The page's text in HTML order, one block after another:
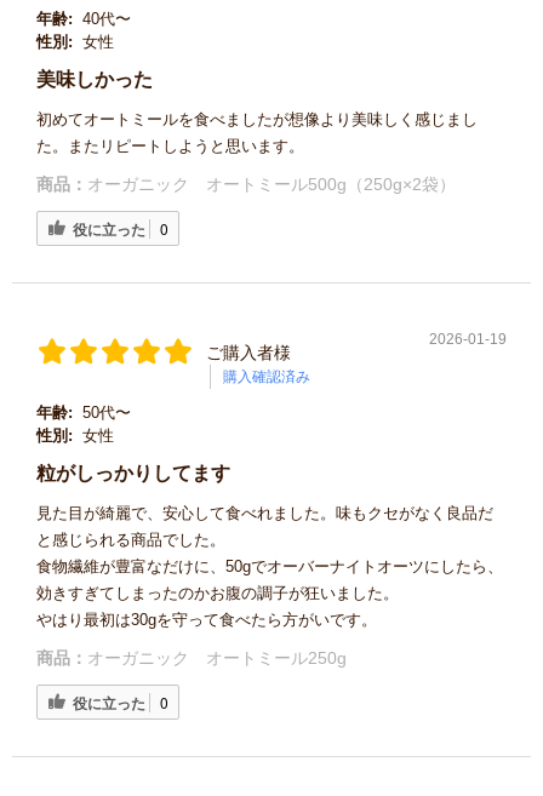
年齢: 40代〜
性別: 女性
美味しかった
初めてオートミールを食べましたが想像より美味しく感じまし
た。またリピートしようと思います。
商品： オーガニック オートミール500g（250g×2袋）
役に立った 0
ご購入者様
購入確認済み
2026-01-19
年齢: 50代〜
性別: 女性
粒がしっかりしてます
見た目が綺麗で、安心して食べれました。味もクセがなく良品だ
と感じられる商品でした。
食物繊維が豊富なだけに、50gでオーバーナイトオーツにしたら、
効きすぎてしまったのかお腹の調子が狂いました。
やはり最初は30gを守って食べたら方がいです。
商品： オーガニック オートミール250g
役に立った 0